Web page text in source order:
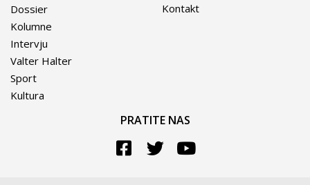
Dossier
Kolumne
Intervju
Valter Halter
Sport
Kultura
Kontakt
PRATITE NAS